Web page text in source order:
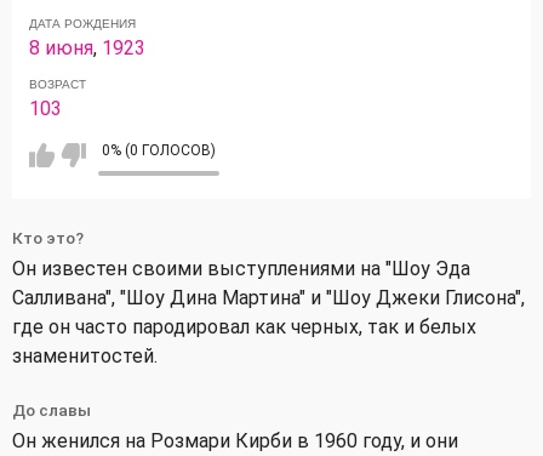
ДАТА РОЖДЕНИЯ
8 июня, 1923
ВОЗРАСТ
103
0% (0 ГОЛОСОВ)
Кто это?
Он известен своими выступлениями на "Шоу Эда
Салливана", "Шоу Дина Мартина" и "Шоу Джеки Глисона",
где он часто пародировал как черных, так и белых
знаменитостей.
До славы
Он женился на Розмари Кирби в 1960 году, и они